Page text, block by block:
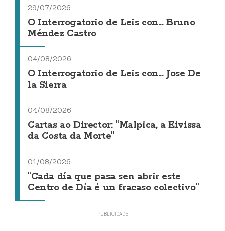
29/07/2026
O Interrogatorio de Leis con... Bruno
Méndez Castro
04/08/2026
O Interrogatorio de Leis con... Jose De
la Sierra
04/08/2026
Cartas ao Director: "Malpica, a Eivissa
da Costa da Morte"
01/08/2026
"Cada día que pasa sen abrir este
Centro de Día é un fracaso colectivo"